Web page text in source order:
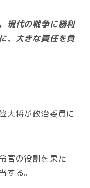
現代の戦争に勝利
、大きな責任を負
大将が政治委員に
官の役割を果た
する。